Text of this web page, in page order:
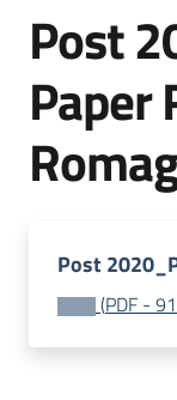
Programmi
e
strategie
e
Post
Paper
Post
(PDF -